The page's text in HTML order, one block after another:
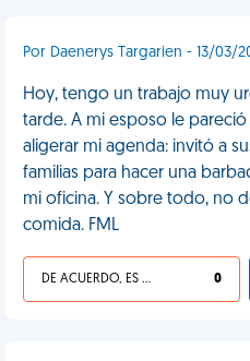
Por Daenerys Targarien - 13/03/
Hoy, tengo un trabajo muy
tarde. A mi esposo le
aligerar mi agenda: invitó a
familias para hacer una
mi oficina. Y sobre todo, no
comida. FML
DE ACUERDO, ES UNA VIDA HP 0